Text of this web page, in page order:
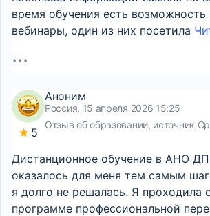
время обучения есть возможность
вебинары, один из них посетила
5
Аноним
Россия, 15 апреля 2026 15:25
Отзыв об образовании, источник
Дистанционное обучение в АНО
оказалось для меня тем самым
я долго не решалась. Я проходила
программе профессиональной